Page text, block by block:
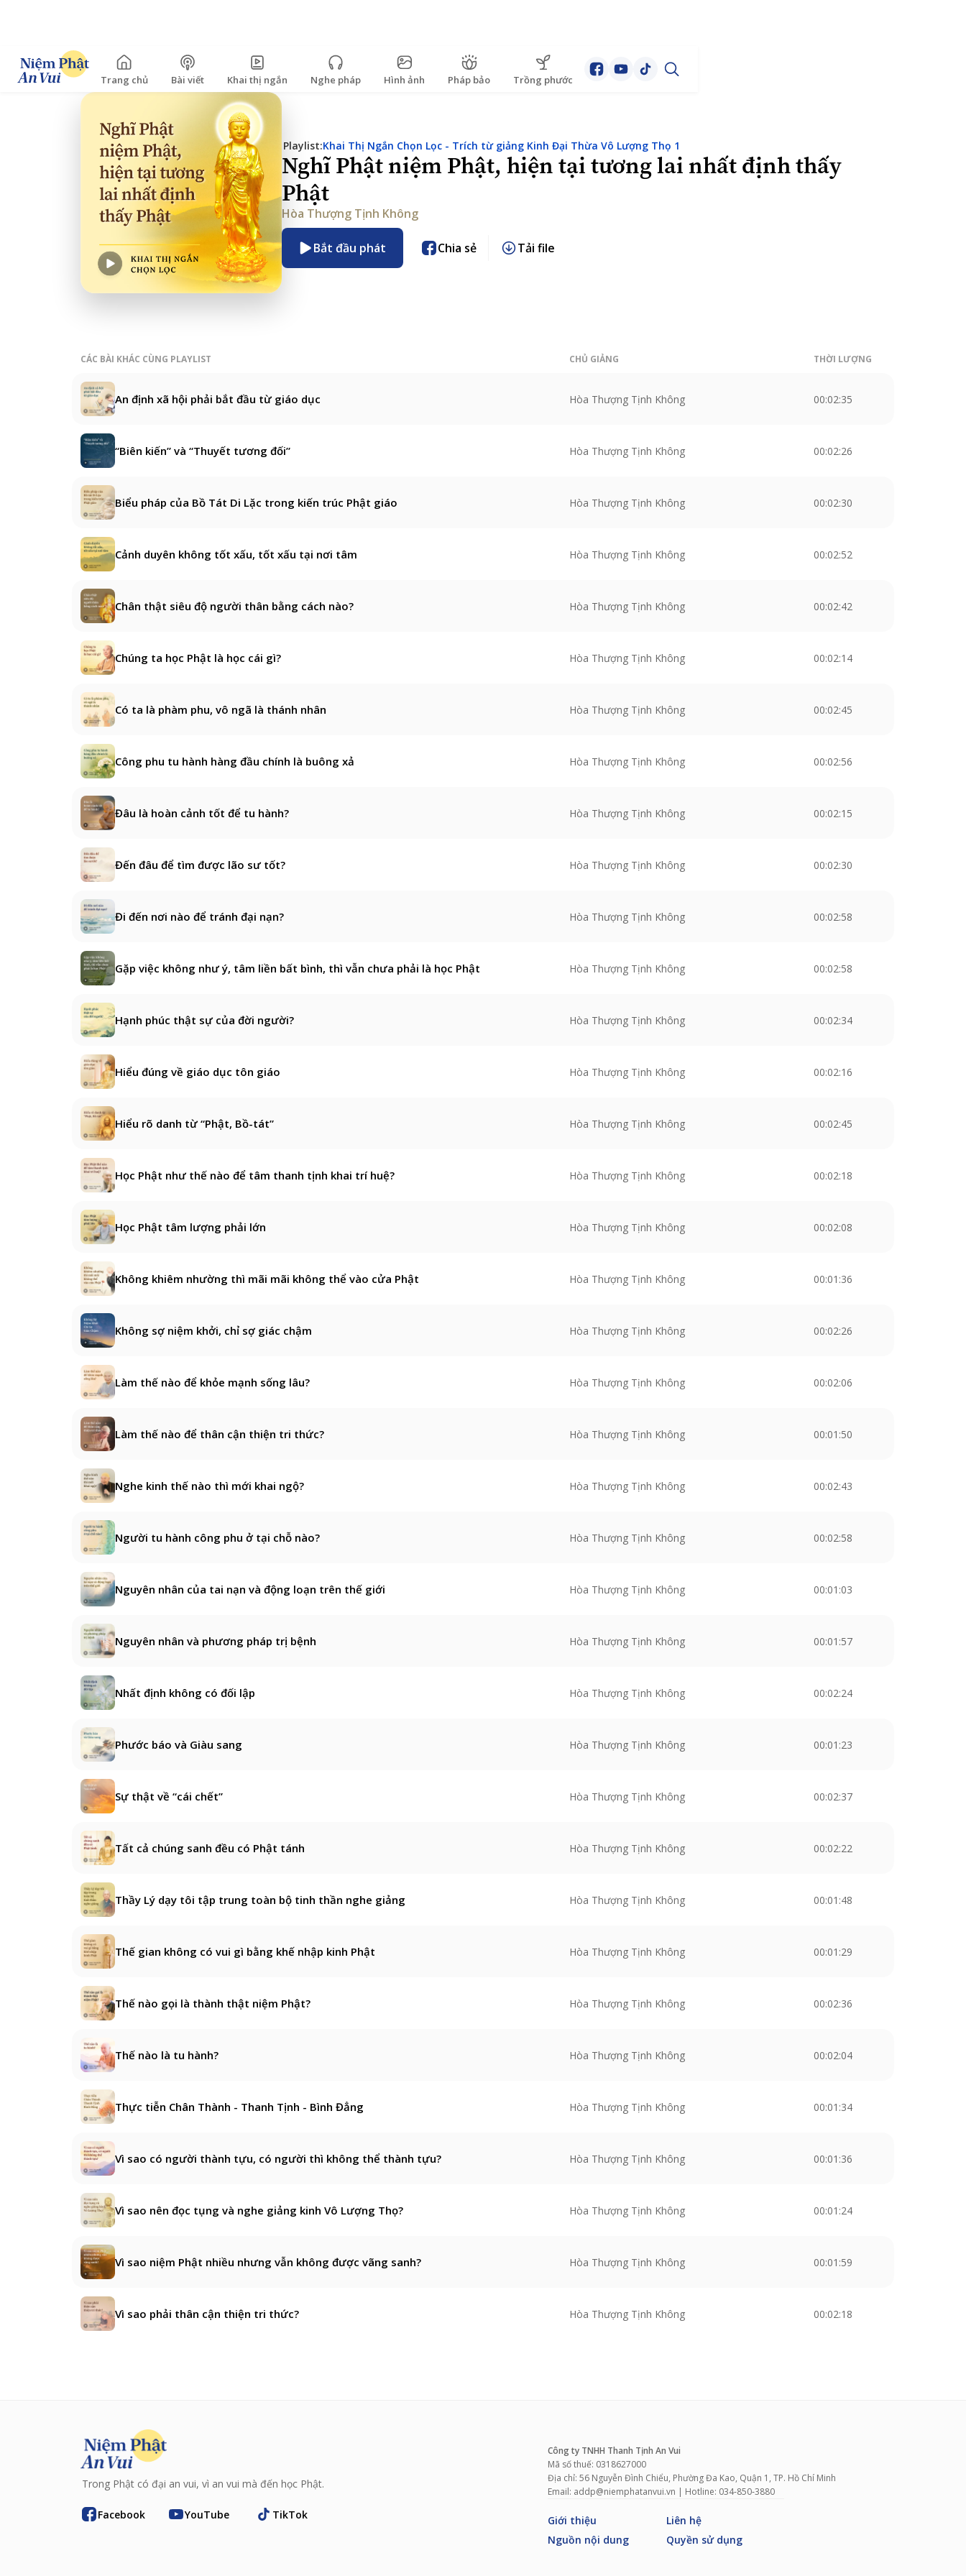
Trang chủ Bài viết Khai thị ngắn Nghe pháp Hình ảnh Pháp bảo Trồng phước
Playlist:Khai Thị Ngắn Chọn Lọc - Trích từ giảng Kinh Đại Thừa Vô Lượng Thọ 1
Nghĩ Phật niệm Phật, hiện tại tương lai nhất định thấy
Phật
Hòa Thượng Tịnh Không
Bắt đầu phát Chia sẻ Tải file
CÁC BÀI KHÁC CÙNG PLAYLIST CHỦ GIẢNG THỜI LƯỢNG
An định xã hội phải bắt đầu từ giáo dục Hòa Thượng Tịnh Không 00:02:35
“Biên kiến” và “Thuyết tương đối” Hòa Thượng Tịnh Không 00:02:26
Biểu pháp của Bồ Tát Di Lặc trong kiến trúc Phật giáo Hòa Thượng Tịnh Không 00:02:30
Cảnh duyên không tốt xấu, tốt xấu tại nơi tâm Hòa Thượng Tịnh Không 00:02:52
Chân thật siêu độ người thân bằng cách nào? Hòa Thượng Tịnh Không 00:02:42
Chúng ta học Phật là học cái gì? Hòa Thượng Tịnh Không 00:02:14
Có ta là phàm phu, vô ngã là thánh nhân Hòa Thượng Tịnh Không 00:02:45
Công phu tu hành hàng đầu chính là buông xả Hòa Thượng Tịnh Không 00:02:56
Đâu là hoàn cảnh tốt để tu hành? Hòa Thượng Tịnh Không 00:02:15
Đến đâu để tìm được lão sư tốt? Hòa Thượng Tịnh Không 00:02:30
Đi đến nơi nào để tránh đại nạn? Hòa Thượng Tịnh Không 00:02:58
Gặp việc không như ý, tâm liền bất bình, thì vẫn chưa phải là học Phật Hòa Thượng Tịnh Không 00:02:58
Hạnh phúc thật sự của đời người? Hòa Thượng Tịnh Không 00:02:34
Hiểu đúng về giáo dục tôn giáo Hòa Thượng Tịnh Không 00:02:16
Hiểu rõ danh từ “Phật, Bồ-tát” Hòa Thượng Tịnh Không 00:02:45
Học Phật như thế nào để tâm thanh tịnh khai trí huệ? Hòa Thượng Tịnh Không 00:02:18
Học Phật tâm lượng phải lớn Hòa Thượng Tịnh Không 00:02:08
Không khiêm nhường thì mãi mãi không thể vào cửa Phật Hòa Thượng Tịnh Không 00:01:36
Không sợ niệm khởi, chỉ sợ giác chậm Hòa Thượng Tịnh Không 00:02:26
Làm thế nào để khỏe mạnh sống lâu? Hòa Thượng Tịnh Không 00:02:06
Làm thế nào để thân cận thiện tri thức? Hòa Thượng Tịnh Không 00:01:50
Nghe kinh thế nào thì mới khai ngộ? Hòa Thượng Tịnh Không 00:02:43
Người tu hành công phu ở tại chỗ nào? Hòa Thượng Tịnh Không 00:02:58
Nguyên nhân của tai nạn và động loạn trên thế giới Hòa Thượng Tịnh Không 00:01:03
Nguyên nhân và phương pháp trị bệnh Hòa Thượng Tịnh Không 00:01:57
Nhất định không có đối lập Hòa Thượng Tịnh Không 00:02:24
Phước báo và Giàu sang Hòa Thượng Tịnh Không 00:01:23
Sự thật về “cái chết” Hòa Thượng Tịnh Không 00:02:37
Tất cả chúng sanh đều có Phật tánh Hòa Thượng Tịnh Không 00:02:22
Thầy Lý dạy tôi tập trung toàn bộ tinh thần nghe giảng Hòa Thượng Tịnh Không 00:01:48
Thế gian không có vui gì bằng khế nhập kinh Phật Hòa Thượng Tịnh Không 00:01:29
Thế nào gọi là thành thật niệm Phật? Hòa Thượng Tịnh Không 00:02:36
Thế nào là tu hành? Hòa Thượng Tịnh Không 00:02:04
Thực tiễn Chân Thành - Thanh Tịnh - Bình Đẳng Hòa Thượng Tịnh Không 00:01:34
Vì sao có người thành tựu, có người thì không thể thành tựu? Hòa Thượng Tịnh Không 00:01:36
Vì sao nên đọc tụng và nghe giảng kinh Vô Lượng Thọ? Hòa Thượng Tịnh Không 00:01:24
Vì sao niệm Phật nhiều nhưng vẫn không được vãng sanh? Hòa Thượng Tịnh Không 00:01:59
Vì sao phải thân cận thiện tri thức? Hòa Thượng Tịnh Không 00:02:18
Trong Phật có đại an vui, vì an vui mà đến học Phật.
Facebook YouTube TikTok
Công ty TNHH Thanh Tịnh An Vui
Mã số thuế: 0318627000
Địa chỉ: 56 Nguyễn Đình Chiểu, Phường Đa Kao, Quận 1, TP. Hồ Chí Minh
Email: addp@niemphatanvui.vn | Hotline: 034‑850‑3880
Giới thiệu
Nguồn nội dung
Liên hệ
Quyền sử dụng